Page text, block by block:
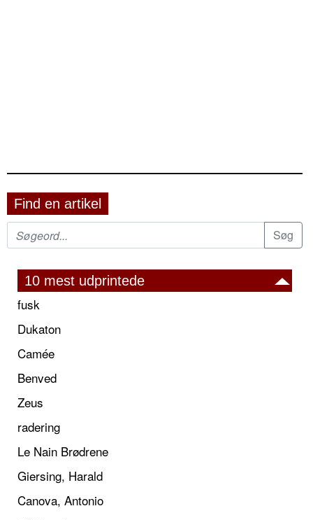
Find en artikel
10 mest udprintede
fusk
Dukaton
Camée
Benved
Zeus
radering
Le Nain Brødrene
Giersing, Harald
Canova, Antonio